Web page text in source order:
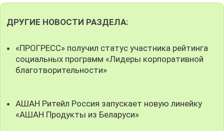
ДРУГИЕ НОВОСТИ РАЗДЕЛА:
«ПРОГРЕСС» получил статус участника рейтинга
социальных программ «Лидеры корпоративной
благотворительности»
АШАН Ритейл Россия запускает новую линейку
«АШАН Продукты из Беларуси»